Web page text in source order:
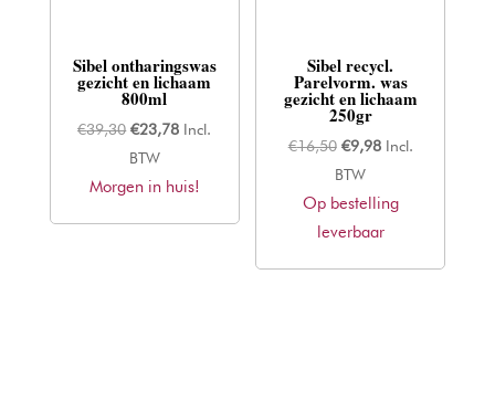
Sibel ontharingswas
gezicht en lichaam
800ml
€39,30 Oorspronkelijke
prijs
was:
€23,78Huidige
is:
Incl.
BTW
Morgen in huis!
Sibel recycl.
Parelvorm. was
gezicht en lichaam
250gr
€16,50 Oorspronkelijke
prijs
was:
€16,50.
€9,98Huidige
is:
€9,98.
Incl.
BTW
Op bestelling
leverbaar